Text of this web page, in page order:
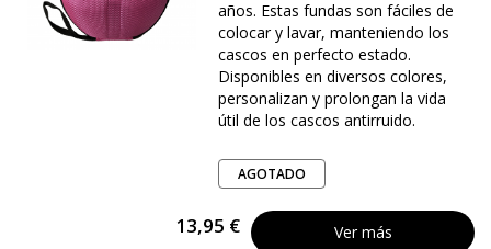
años. Estas fundas son fáciles de
colocar y lavar, manteniendo los
cascos en perfecto estado.
Disponibles en diversos colores,
personalizan y prolongan la vida
útil de los cascos antirruido.
AGOTADO
13,95 € Ver más